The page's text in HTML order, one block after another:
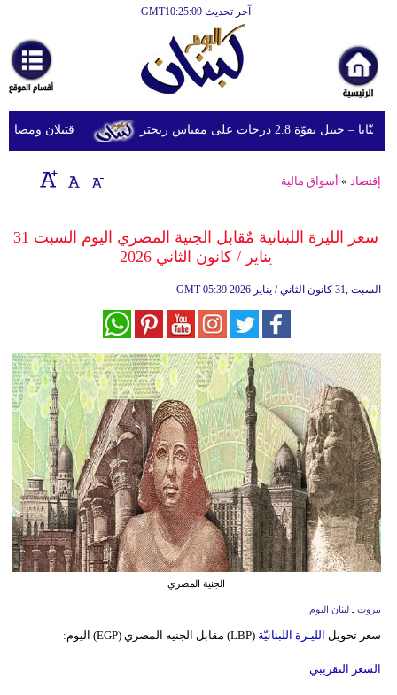
آخر تحديث GMT10:25:09
أخبارعاجلة
رياضة
ثقافة
إقتصاد
وموسيقى
سياحة
وسفر
ديكور
أخبار
إعلام
تعليم
قتيلان ومصابون جراء 14 غارة إسرائيلية على شرق 2.8 درجات على مقياس ريختر
إقتصاد » أسواق مالية
سعر الليرة اللبنانية مٌقابل الجنية المصري اليوم السبت 31
يناير / كانون الثاني 2026
GMT 05:39 2026 السبت ,31 كانون الثاني / يناير
الجنية المصري
بيروت ـ لبنان اليوم
سعر تحويل الليـرة اللبنانيّة (LBP) مقابل الجنيه المصري (EGP) اليوم:
السعر التقريبي